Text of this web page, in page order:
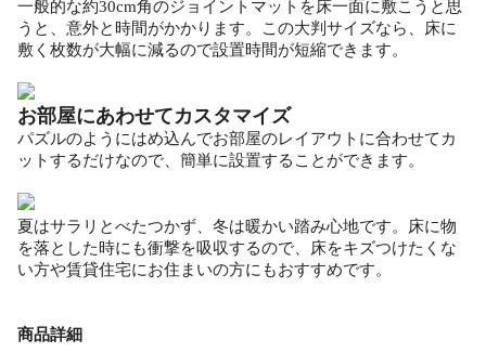
一般的な約30cm角のジョイントマットを床一面に敷こうと思
うと、意外と時間がかかります。この大判サイズなら、床に
敷く枚数が大幅に減るので設置時間が短縮できます。
お部屋にあわせてカスタマイズ
パズルのようにはめ込んでお部屋のレイアウトに合わせてカ
ットするだけなので、簡単に設置することができます。
夏はサラリとべたつかず、冬は暖かい踏み心地です。床に物
を落とした時にも衝撃を吸収するので、床をキズつけたくな
い方や賃貸住宅にお住まいの方にもおすすめです。
商品詳細